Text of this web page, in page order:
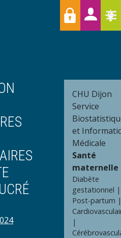
T
Menu
Raccourcis
CHU Dijon
Service
et
Médicale
Santé
maternelle
Diabète
gestationnel
Post-partum